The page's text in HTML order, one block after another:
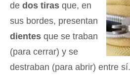
de dos tiras que, en
sus bordes, presentan
dientes que se traban
(para cerrar) y se
destraban (para abrir) entre